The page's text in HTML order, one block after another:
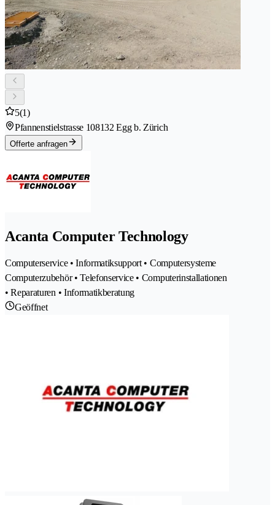
5(1)
Pfannenstielstrasse 108132 Egg b. Zürich
Offerte anfragen
Acanta Computer Technology
Computerservice • Informatiksupport • Computersysteme
Computerzubehör • Telefonservice • Computerinstallationen
• Reparaturen • Informatikberatung
Geöffnet